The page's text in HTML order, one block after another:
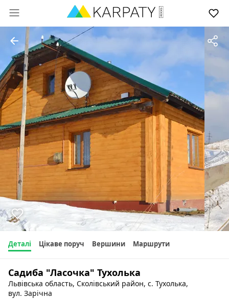
Деталі Цікаве поруч Вершини Маршрути
Садиба "Ласочка" Тухолька
Львівська область, Сколівський район, с. Тухолька,
вул. Зарічна